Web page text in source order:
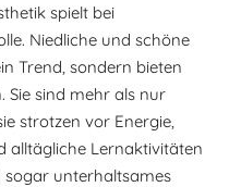
spielt bei
Niedliche und schöne
Trend, sondern bieten
Sie sind mehr als nur
strotzen vor Energie,
alltägliche Lernaktivitäten
sogar unterhaltsames